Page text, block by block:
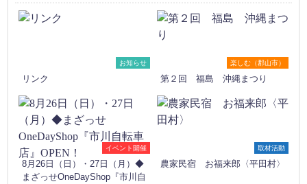
お知らせ
リンク
楽しむ（郡山市）
第２回 福島 沖縄まつり
イベント開催
8月26日（日）・27日（月）◆
まざっせOneDayShop『市川自
取材活動
農家民宿 お福来郎〈平田村〉